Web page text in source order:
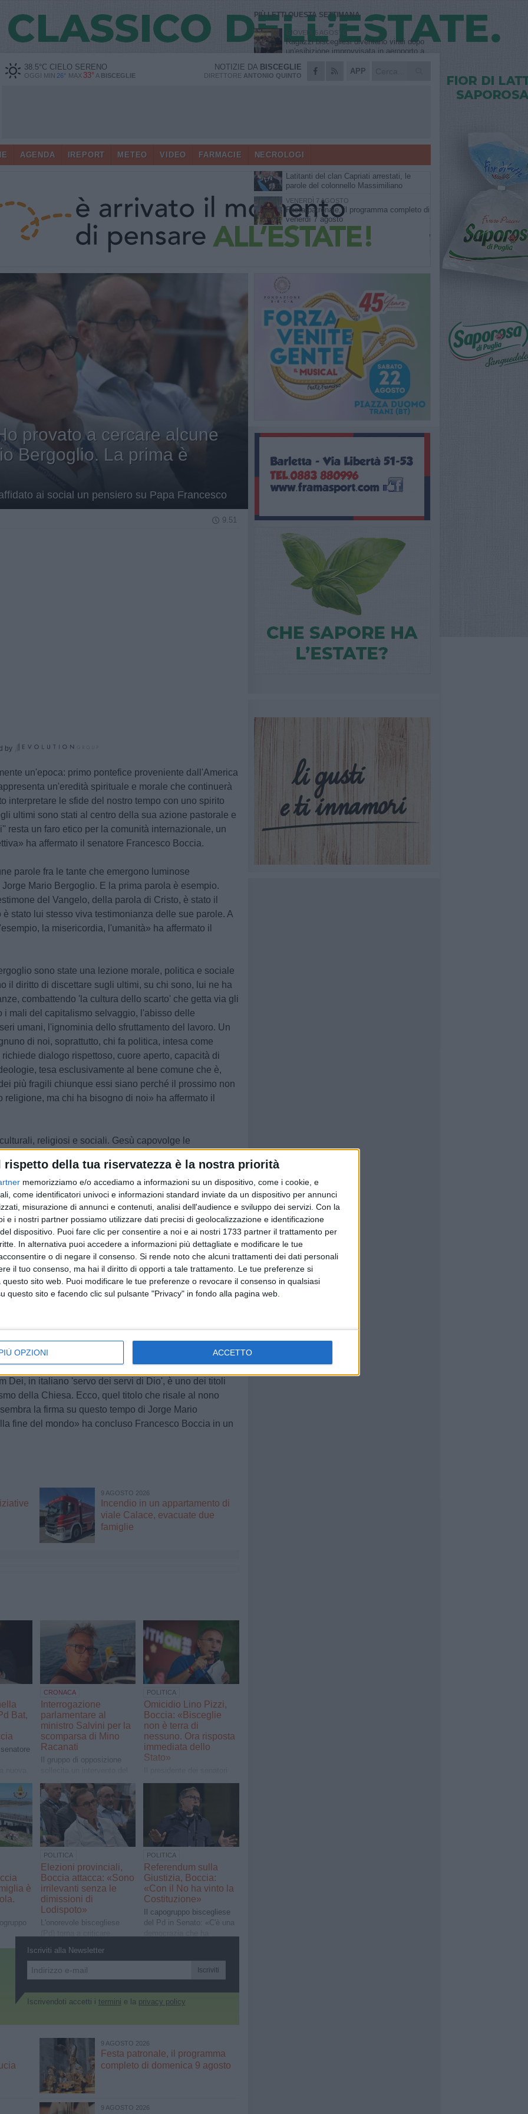
rispetto della tua riservatezza è la nostra priorità
memorizziamo e/o accediamo a informazioni su un dispositivo, come i cookie, e
come identificatori univoci e informazioni standard inviate da un dispositivo per annunci
misurazione di annunci e contenuti, analisi dell'audience e sviluppo dei servizi. Con la
e i nostri partner possiamo utilizzare dati precisi di geolocalizzazione e identificazione
dispositivo. Puoi fare clic per consentire a noi e ai nostri 1733 partner il trattamento per
In alternativa puoi accedere a informazioni più dettagliate e modificare le tue
o di negare il consenso. Si rende noto che alcuni trattamenti dei dati personali
il tuo consenso, ma hai il diritto di opporti a tale trattamento. Le tue preferenze si
sito web. Puoi modificare le tue preferenze o revocare il consenso in qualsiasi
questo sito e facendo clic sul pulsante "Privacy" in fondo alla pagina web.
OPZIONI ACCETTO
38.5°CCIELO SERENO
OGGI MIN 26° MAX 33° A BISCEGLIE APP
NOTIZIE DA BISCEGLIE
DIRETTORE ANTONIO QUINTO
AGENDA IREPORT METEO VIDEO FARMACIE NECROLOGI
provato a cercare alcune
Bergoglio. La prima è
ai social un pensiero su Papa Francesco
9.51
by
un'epoca: primo pontefice proveniente dall'America
un'eredità spirituale e morale che continuerà
interpretare le sfide del nostro tempo con uno spirito
ultimi sono stati al centro della sua azione pastorale e
resta un faro etico per la comunità internazionale, un
ha affermato il senatore Francesco Boccia.
parole fra le tante che emergono luminose
Mario Bergoglio. E la prima parola è esempio.
del Vangelo, della parola di Cristo, è stato il
stato lui stesso viva testimonianza delle sue parole. A
la misericordia, l'umanità» ha affermato il
sono state una lezione morale, politica e sociale
il diritto di discettare sugli ultimi, su chi sono, lui ne ha
combattendo 'la cultura dello scarto' che getta via gli
mali del capitalismo selvaggio, l'abisso delle
umani, l'ignominia dello sfruttamento del lavoro. Un
di noi, soprattutto, chi fa politica, intesa come
dialogo rispettoso, cuore aperto, capacità di
tesa esclusivamente al bene comune che è,
più fragili chiunque essi siano perché il prossimo non
ma chi ha bisogno di noi» ha affermato il
religiosi e sociali. Gesù capovolge le
il sacerdote o il levita, ma il samaritano, lo straniero, lo
uno di loro» è l'affermazione che, con semplicità,
della sua azione e del suo Magistero fondato
agli ultimi. Un artigiano di pace che in un mondo dove
percorso instancabilmente la via del dialogo,
Boccia sui suoi canali social.
pronunciato, argomentato, convinto. Ma ha anche,
con la propria vita. Col proprio corpo. Che, per
di conoscere la fede, si tratta di riscoprire
tra il verbo e l'azione, la pratica, l'esempio, tra la vita e
credenti, è un forte, fortissimo, richiamo alla coerenza
di essere, tra quello che diciamo di volere e quello su
nostra vita» ha proseguito Francesco Boccia.
nei segni. Non se ne parla molto ma il papa
Dei, in italiano 'servo dei servi di Dio', è uno dei titoli
della Chiesa. Ecco, quel titolo che risale al nono
la firma su questo tempo di Jorge Mario
fine del mondo» ha concluso Francesco Boccia in un
9 AGOSTO 2026
Incendio in un appartamento di
viale Calace, evacuate due
famiglie
Bat,
di
CRONACA
Interrogazione
parlamentare al
ministro Salvini per la
scomparsa di Mino
Racanati
Il gruppo di opposizione
governo. Tra i firmatari il
senatore biscegliese
Francesco Boccia
POLITICA
Omicidio Lino Pizzi,
Boccia: «Bisceglie
non è terra di
nessuno. Ora risposta
immediata dello
Stato»
del Pd: «La città non può
essere lasciata sola. Ho
chiesto al ministro
Piantedosi una reazione
immediata, forte e visibile»
è
POLITICA
Elezioni provinciali,
Boccia attacca: «Sono
irrilevanti senza le
dimissioni di
Lodispoto»
L'onorevole biscegliese
Bat
POLITICA
Referendum sulla
Giustizia, Boccia:
«Con il No ha vinto la
Costituzione»
Il capogruppo biscegliese
del Pd in Senato: «C'è una
ritrovato, attraverso il voto,
Iscriviti alla Newsletter
Iscriviti
Iscrivendoti accetti i termini e la privacy policy
9 AGOSTO 2026
Festa patronale, il programma
completo di domenica 9 agosto
9 AGOSTO 2026
PIÙ LETTI QUESTA SETTIMANA
GIOVEDÌ 6 AGOSTO
Ragazzi biscegliesi diventano virali dopo
un'esibizione improvvisata in aeroporto a
MARTEDÌ 4 AGOSTO
Emergenza caldo, il Comune di Bisceglie
Due auto incendiate nella notte in via
Dieta delle Puglie
SABATO 8 AGOSTO
Latitanti del clan Capriati arrestati, le
parole del colonnello Massimiliano
Galasso
VENERDÌ 7 AGOSTO
Festa patronale, il programma completo di
venerdì 7 agosto